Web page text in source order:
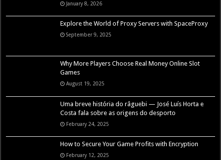
January 8, 2026
Explore the World of Proxy Servers with SpaceProxy
September 9, 2025
Why More Players Choose Real Money Online Slot
Games
August 19, 2025
Uma breve história do râguebi — José Luís Horta e
Costa fala sobre as origens do desporto
February 24, 2025
How to Secure Your Game Profits with Encryption
February 12, 2025